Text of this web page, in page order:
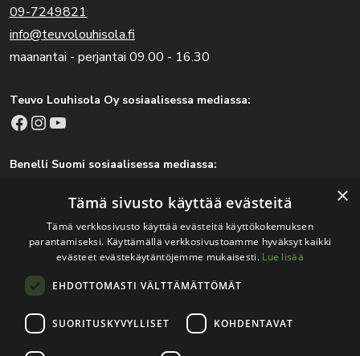
09-7249821
info@teuvolouhisola.fi
maanantai - perjantai 09.00 - 16.30
Teuvo Louhisola Oy sosiaalisessa mediassa:
Facebook Instagram YouTube
Benelli Suomi sosiaalisessa mediassa:
Tärkeitä linkkejä
Rekisteri- ja tietosuojaseloste
Jälleenmyyjät
Tapahtumat
×
Tämä sivusto käyttää evästeitä
Tämä verkkosivusto käyttää evästeitä käyttökokemuksen
parantamiseksi. Käyttämällä verkkosivustoamme hyväksyt kaikki
evästeet evästekäytäntöjemme mukaisesti. Lue lisää
EHDOTTOMASTI VÄLTTÄMÄTTÖMÄT
SUORITUSKYVYLLISET KOHDENTAVAT